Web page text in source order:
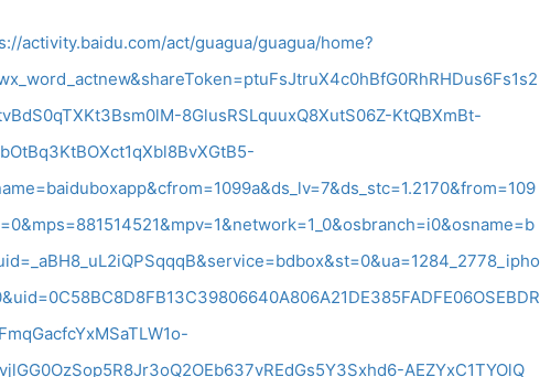
activity.baidu.com/act/guagua/guagua/home?
8GlusRSLquuxQ8XutS06Z-KtQBXmBt-
AEZYxC1TYOlQ